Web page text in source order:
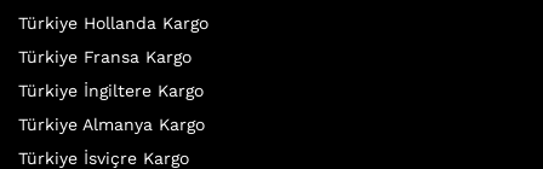
Türkiye Hollanda Kargo
Türkiye Fransa Kargo
Türkiye İngiltere Kargo
Türkiye Almanya Kargo
Türkiye İsviçre Kargo